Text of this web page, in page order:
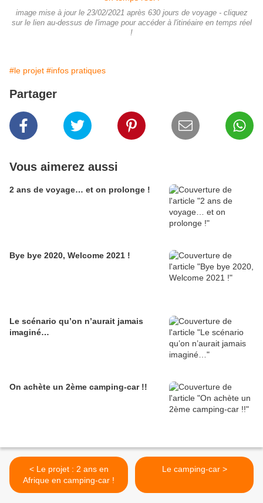
image mise à jour le 23/02/2021 après 630 jours de voyage - cliquez
sur le lien au-dessus de l'image pour accéder à l'itinéaire en temps réel
!
#le projet #infos pratiques
Partager
Vous aimerez aussi
2 ans de voyage… et on prolonge !
Bye bye 2020, Welcome 2021 !
Le scénario qu’on n’aurait jamais
imaginé…
On achète un 2ème camping-car !!
< Le projet : 2 ans en
Afrique en camping-car !
Le camping-car >